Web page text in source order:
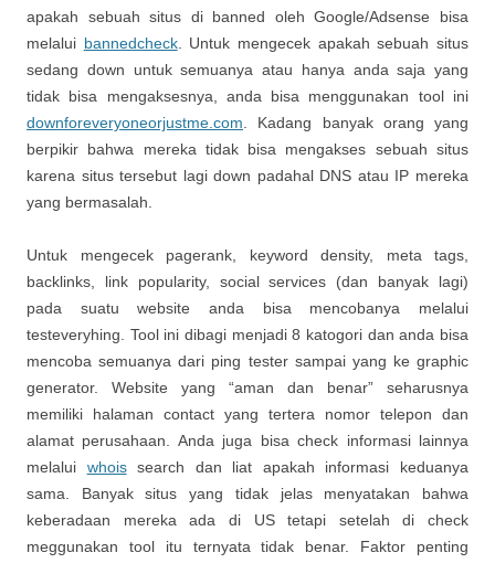
apakah sebuah situs di banned oleh Google/Adsense bisa
melalui bannedcheck. Untuk mengecek apakah sebuah situs
sedang down untuk semuanya atau hanya anda saja yang
tidak bisa mengaksesnya, anda bisa menggunakan tool ini
downforeveryoneorjustme.com . Kadang banyak orang yang
berpikir bahwa mereka tidak bisa mengakses sebuah situs
karena situs tersebut lagi down padahal DNS atau IP mereka
yang bermasalah.
Untuk mengecek pagerank, keyword density, meta tags,
backlinks, link popularity, social services (dan banyak lagi)
pada suatu website anda bisa mencobanya melalui
testeveryhing. Tool ini dibagi menjadi 8 katogori dan anda bisa
mencoba semuanya dari ping tester sampai yang ke graphic
generator. Website yang “aman dan benar” seharusnya
memiliki halaman contact yang tertera nomor telepon dan
alamat perusahaan. Anda juga bisa check informasi lainnya
melalui whoissearch dan liat apakah informasi keduanya
sama. Banyak situs yang tidak jelas menyatakan bahwa
keberadaan mereka ada di US tetapi setelah di check
meggunakan tool itu ternyata tidak benar. Faktor penting